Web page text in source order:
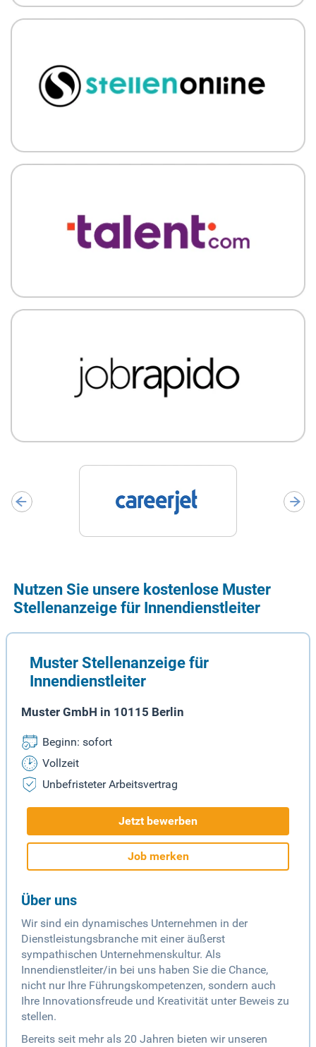
Nutzen Sie unsere kostenlose Muster
Stellenanzeige für Innendienstleiter
Muster Stellenanzeige für
Innendienstleiter
Muster GmbH in 10115 Berlin
Beginn: sofort
Vollzeit
Unbefristeter Arbeitsvertrag
Jetzt bewerben
Job merken
Über uns
Wir sind ein dynamisches Unternehmen in der
Dienstleistungsbranche mit einer äußerst
sympathischen Unternehmenskultur. Als
Innendienstleiter/in bei uns haben Sie die Chance,
nicht nur Ihre Führungskompetenzen, sondern auch
Ihre Innovationsfreude und Kreativität unter Beweis zu
stellen.
Bereits seit mehr als 20 Jahren bieten wir unseren